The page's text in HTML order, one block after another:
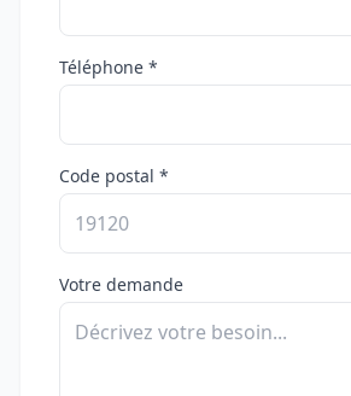
Téléphone *
Code postal *
Votre demande